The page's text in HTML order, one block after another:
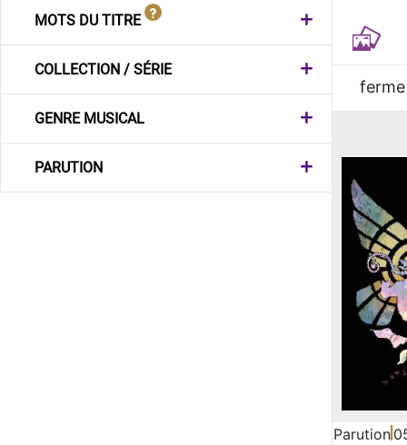
MOTS DU TITRE
COLLECTION / SÉRIE
GENRE MUSICAL
PARUTION
ferme
Parution